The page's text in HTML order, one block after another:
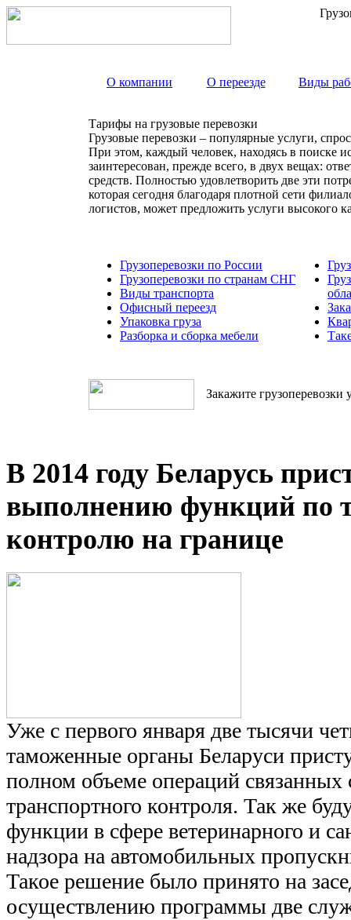
О компании О переезде Виды
Тарифы на грузовые перевозки
Грузовые перевозки – популярные услуги,
При этом, каждый человек, находясь в поиске
заинтересован, прежде всего, в двух вещах:
средств. Полностью удовлетворить две эти
которая сегодня благодаря плотной сети
логистов, может предложить услуги высокого
Грузоперевозки по России
Грузоперевозки по странам СНГ
Виды транспорта
Офисный переезд
Упаковка груза
Разборка и сборка мебели
Закажите грузоперевозки
В 2014 году Беларусь
выполнению функций по
контролю на границе
Уже с первого января две тысячи
таможенные органы Беларуси
полном объеме операций связанных
транспортного контроля. Так же
функции в сфере ветеринарного и
надзора на автомобильных
Такое решение было принято на
осуществлению программы две